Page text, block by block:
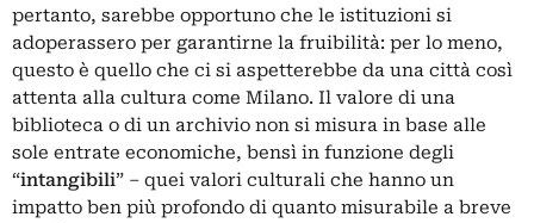
pertanto, sarebbe opportuno che le istituzioni si
adoperassero per garantirne la fruibilità: per lo meno,
questo è quello che ci si aspetterebbe da una città così
attenta alla cultura come Milano. Il valore di una
biblioteca o di un archivio non si misura in base alle
sole entrate economiche, bensì in funzione degli
“intangibili” – quei valori culturali che hanno un
impatto ben più profondo di quanto misurabile a breve